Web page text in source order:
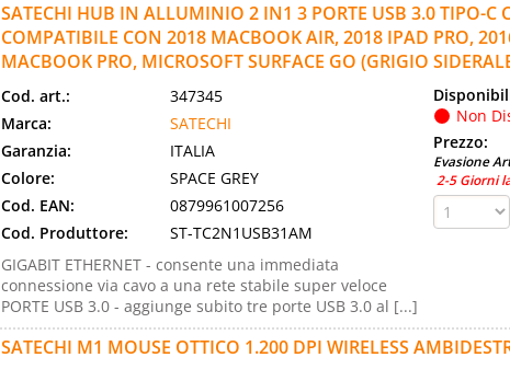
SATECHI HUB IN ALLUMINIO 2 IN1 3 PORTE USB 3.0 TIPO-C
COMPATIBILE CON 2018 MACBOOK AIR, 2018 IPAD PRO,
MACBOOK PRO, MICROSOFT SURFACE GO (GRIGIO
Cod. art.:
347345
Marca:
SATECHI
Garanzia:
ITALIA
Colore:
SPACE GREY
Cod. EAN:
0879961007256
Cod. Produttore:
ST-TC2N1USB31AM
GIGABIT ETHERNET - consente una immediata
connessione via cavo a una rete stabile super veloce
PORTE USB 3.0 - aggiunge subito tre porte USB 3.0 al [...]
Non
Prezzo:
Evasione
2-5 Giorni
SATECHI M1 MOUSE OTTICO 1.200 DPI WIRELESS